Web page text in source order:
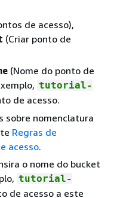
de acesso),
(Criar ponto de
(Nome do ponto de
tutorial-
de acesso.
sobre nomenclatura
Regras de
acesso.
o nome do bucket
tutorial-
de acesso a este